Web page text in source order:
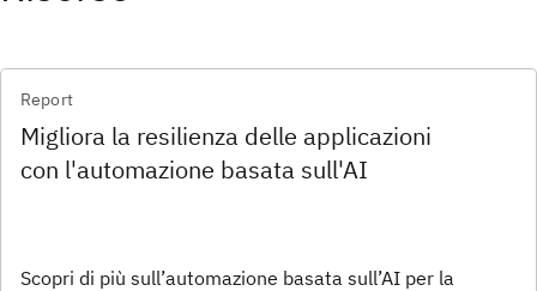
Report
Migliora la resilienza delle applicazioni
con l'automazione basata sull'AI
Scopri di più sull’automazione basata sull’AI per la